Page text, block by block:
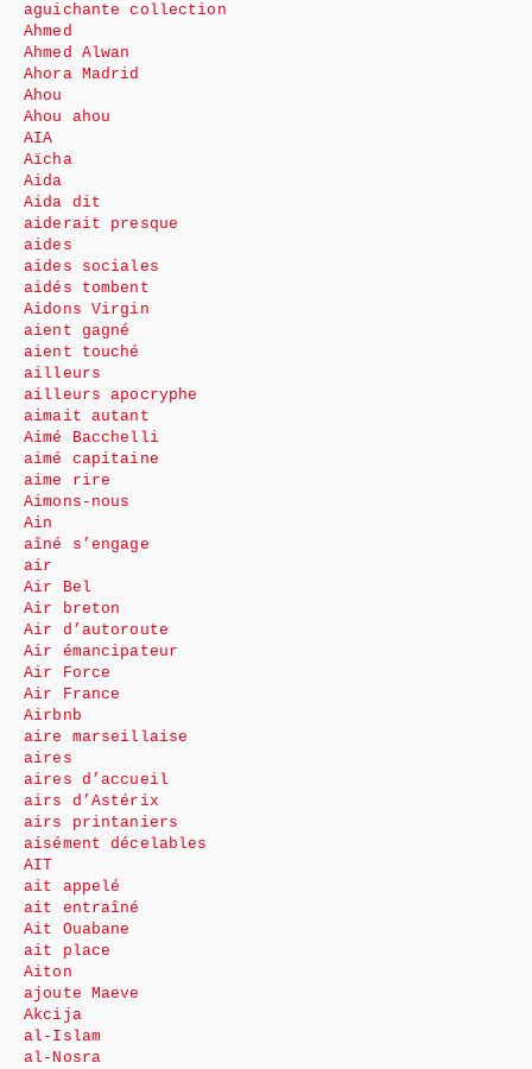
aguichante collection
Ahmed
Ahmed Alwan
Ahora Madrid
Ahou
Ahou ahou
AIA
Aïcha
Aida
Aida dit
aiderait presque
aides
aides sociales
aidés tombent
Aidons Virgin
aient gagné
aient touché
ailleurs
ailleurs apocryphe
aimait autant
Aimé Bacchelli
aimé capitaine
aime rire
Aimons-nous
Ain
aîné s’engage
air
Air Bel
Air breton
Air d’autoroute
Air émancipateur
Air Force
Air France
Airbnb
aire marseillaise
aires
aires d’accueil
airs d’Astérix
airs printaniers
aisément décelables
AIT
ait appelé
ait entraîné
Ait Ouabane
ait place
Aiton
ajoute Maeve
Akcija
al-Islam
al-Nosra